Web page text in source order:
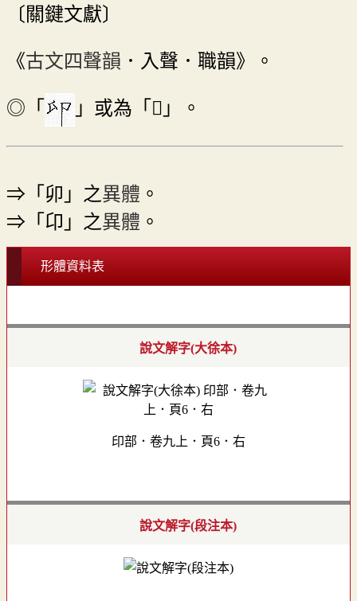
〔關鍵文獻〕
《古文四聲韻 ．入聲．職韻》。
◎「 」或為「󰧠」。
⇒「卯」之異體 。
⇒「卬」之異體 。
形體資料表
說文解字(大徐本)
印部．卷九上．頁6．右
說文解字(段注本)